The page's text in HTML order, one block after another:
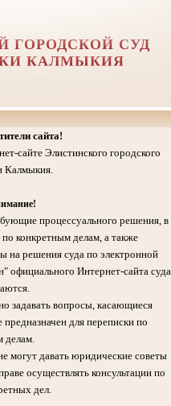
ГОРОДСКОЙ СУД
КАЛМЫКИЯ
сайта!
сайте Элистинского городского
Калмыкия.
процессуального решения, в
по конкретным делам, а также
на решения суда по электронной
официального Интернет-сайта суда
задавать вопросы, касающиеся
для переписки по
делам.
могут давать юридические советы
осуществлять консультации по
дел.